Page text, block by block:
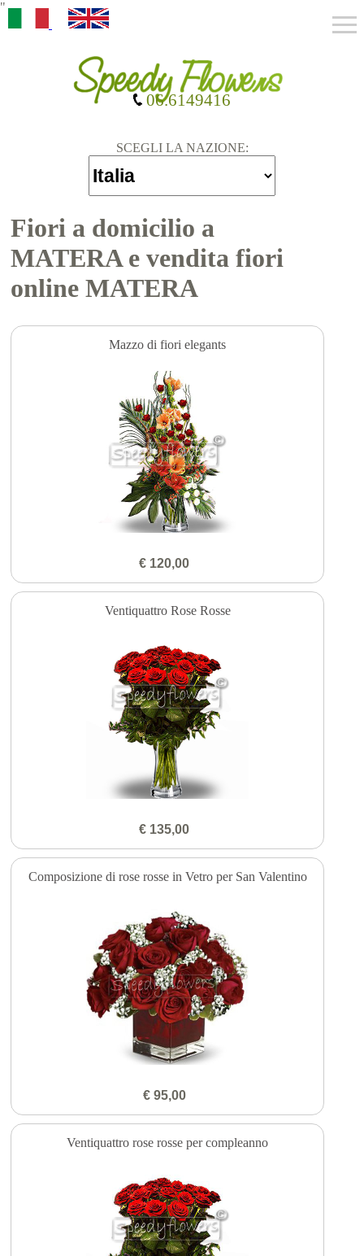
"
SCEGLI LA NAZIONE:
06.6149416
Fiori a domicilio a
MATERA e vendita fiori
online MATERA
Mazzo di fiori elegants
€ 120,00
Ventiquattro Rose Rosse
€ 135,00
Composizione di rose rosse in Vetro per San Valentino
€ 95,00
Ventiquattro rose rosse per compleanno